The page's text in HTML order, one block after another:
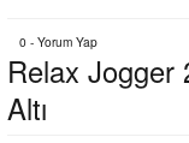
0 - Yorum Yap
Relax Jogger
Altı